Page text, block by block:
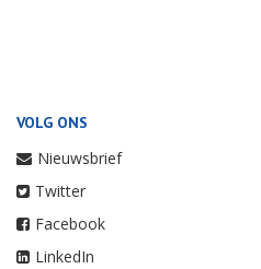
VOLG ONS
Nieuwsbrief
Twitter
Facebook
LinkedIn